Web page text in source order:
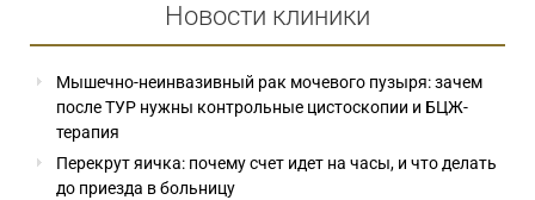
Новости клиники
Мышечно-неинвазивный рак мочевого пузыря: зачем
после ТУР нужны контрольные цистоскопии и БЦЖ-
терапия
Перекрут яичка: почему счет идет на часы, и что делать
до приезда в больницу